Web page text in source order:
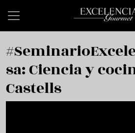
sa: Ciencia y
Castells